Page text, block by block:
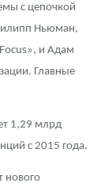
с цепочкой
Ньюман,
и Адам
Главные
1,29 млрд
с 2015 года.
нового